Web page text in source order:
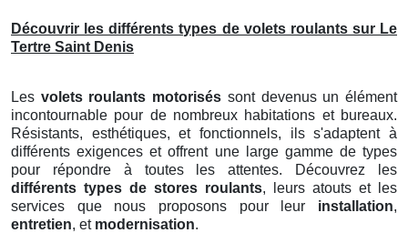
Découvrir les différents types de volets roulants sur Le
Tertre Saint Denis
Les volets roulants motorisés sont devenus un élément
incontournable pour de nombreux habitations et bureaux.
Résistants, esthétiques, et fonctionnels, ils s'adaptent à
différents exigences et offrent une large gamme de types
pour répondre à toutes les attentes. Découvrez les
différents types de stores roulants, leurs atouts et les
services que nous proposons pour leur installation,
entretien, et modernisation.